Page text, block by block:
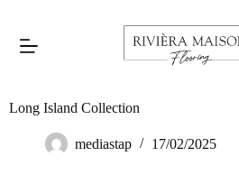
Long Island Collection
mediastap 17/02/2025